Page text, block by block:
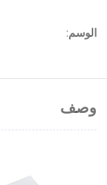
الوسم:
وصف